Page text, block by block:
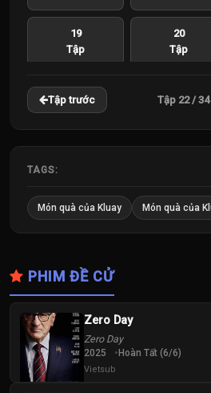
19
Tập
20
Tập
22
Tập
Tập
25
26
28
Tập
29
Tập
Tập
34
Tập
Tập trước Tập 22 / 34
TAGS:
Món quà của Kluay Món quà của
PHIM ĐỀ CỬ
Zero Day
Zero Day
2025 Hoàn Tất (6/6)
Vietsub